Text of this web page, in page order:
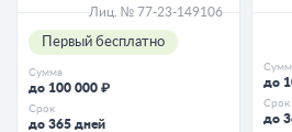
Лиц. № 77-23-149106
Первый бесплатно
Сумма
до 100 000 ₽
Срок
до 365 дней
до
Срок
до